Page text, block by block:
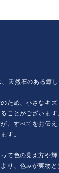
天然石のある癒し
ため、小さなキ
ことがございま
、すべてをお伝
す。
て色の見え方や輝
り、色みが実物